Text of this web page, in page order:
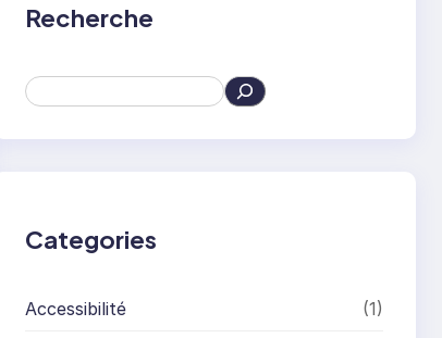
Recherche
S
e
Categories
Accessibilité (1)